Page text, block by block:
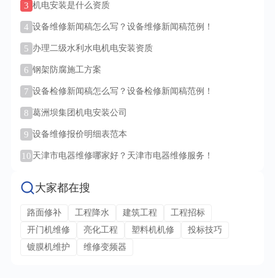
3 机电安装是什么资质
4 设备维修新闻稿怎么写？设备维修新闻稿范例！
5 办理二级水利水电机电安装资质
6 钢架防腐施工方案
7 设备检修新闻稿怎么写？设备检修新闻稿范例！
8 葛洲坝集团机电安装公司
9 设备维修报价明细表范本
10 天津市电器维修哪家好？天津市电器维修服务！
大家都在搜
路面修补 工程降水 建筑工程
工程招标
开门机维修
亮化工程 塑料机机修
投标技巧
镀膜机维护
维修变频器